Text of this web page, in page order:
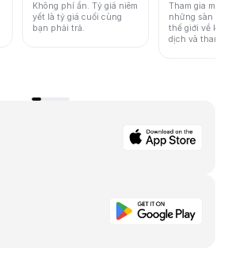
Không phí ẩn. Tỷ giá niêm
yết là tỷ giá cuối cùng
bạn phải trả.
Tham gia một
những sàn
thế giới về
dịch và thanh